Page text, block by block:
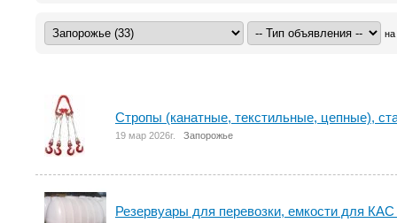
на
Стропы (канатные, текстильные, цепные),
19 мар 2026г. Запорожье
Резервуары для перевозки, емкости для